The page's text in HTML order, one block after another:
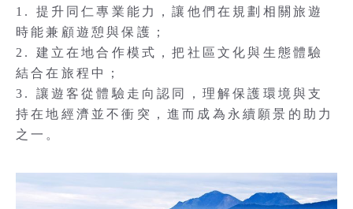
1. 提升同仁專業能力，讓他們在規劃相關旅遊
時能兼顧遊憩與保護；
2. 建立在地合作模式，把社區文化與生態體驗
結合在旅程中；
3. 讓遊客從體驗走向認同，理解保護環境與支
持在地經濟並不衝突，進而成為永續願景的助力
之一。